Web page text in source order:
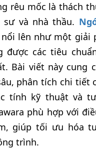
rêu mốc là thách
và nhà thầu.
lên như một giải
được các tiêu
Bài viết này cung
phân tích chi tiết
tính kỹ thuật và
phù hợp với
giúp tối ưu hóa
trình.